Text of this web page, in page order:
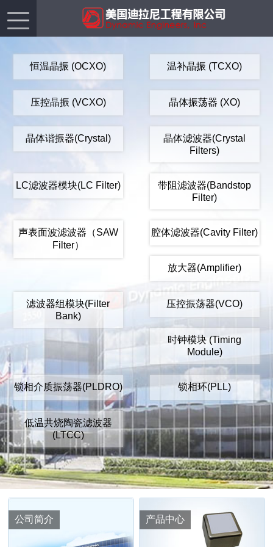
恒温晶振 (OCXO) 温补晶振 (TCXO)
压控晶振 (VCXO) 晶体振荡器 (XO)
晶体谐振器(Crystal)
晶体滤波器(Crystal
Filters)
LC滤波器模块(LC Filter)
带阻滤波器(Bandstop
Filter)
声表面波滤波器（SAW
Filter）
腔体滤波器(Cavity Filter)
放大器(Amplifier)
滤波器组模块(Filter
Bank)
压控振荡器(VCO)
时钟模块 (Timing
Module)
锁相介质振荡器(PLDRO) 锁相环(PLL)
低温共烧陶瓷滤波器
(LTCC)
公司简介 产品中心